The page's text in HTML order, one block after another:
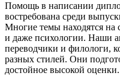
Помощь в написании
востребована среди
Многие темы находятся на
и даже психологии. Наши
переводчики и филологи,
разных стилей. Они
достойное высокой оценки.